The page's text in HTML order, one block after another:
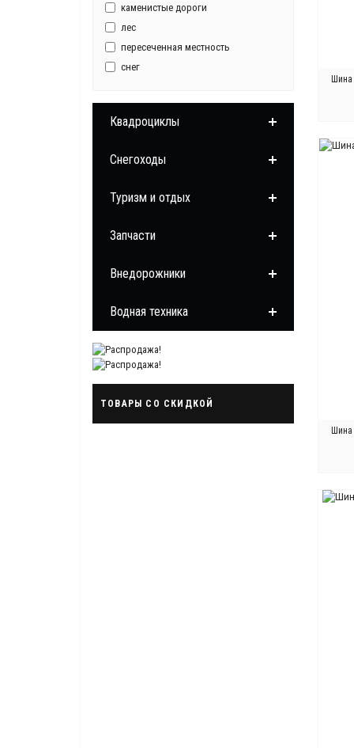
каменистые дороги
лес
пересеченная местность
снег
Квадроциклы
Снегоходы
Туризм и отдых
Запчасти
Внедорожники
Водная техника
ТОВАРЫ СО СКИДКОЙ
Шина
Шина